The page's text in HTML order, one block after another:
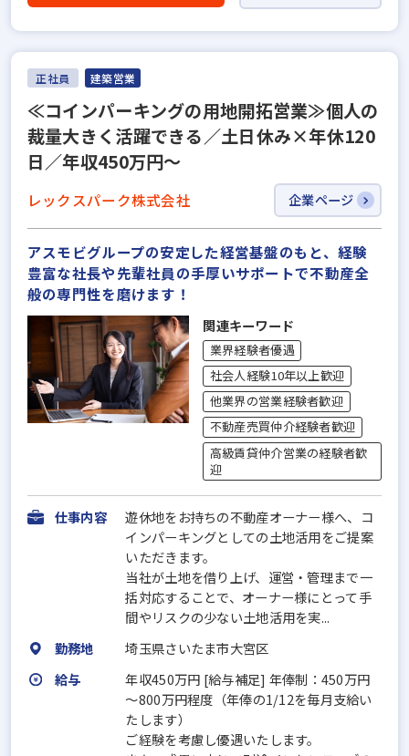
正社員 建築営業
≪コインパーキングの用地開拓営業≫個人の
裁量大きく活躍できる／土日休み×年休120
日／年収450万円～
レックスパーク株式会社 企業ページ
アスモビグループの安定した経営基盤のもと、経験
豊富な社長や先輩社員の手厚いサポートで不動産全
般の専門性を磨けます！
関連キーワード
業界経験者優遇
社会人経験10年以上歓迎
他業界の営業経験者歓迎
不動産売買仲介経験者歓迎
高級賃貸仲介営業の経験者歓
迎
仕事内容
遊休地をお持ちの不動産オーナー様へ、コ
インパーキングとしての土地活用をご提案
いただきます。
当社が土地を借り上げ、運営・管理まで一
括対応することで、オーナー様にとって手
間やリスクの少ない土地活用を実...
勤務地
埼玉県さいたま市大宮区
給与
年収450万円 [給与補足] 年俸制：450万円
～800万円程度（年俸の1/12を毎月支給い
たします）
ご経験を考慮し優遇いたします。